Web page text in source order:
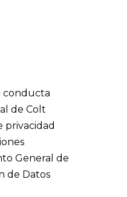
conducta
de Colt
privacidad
General de
de Datos